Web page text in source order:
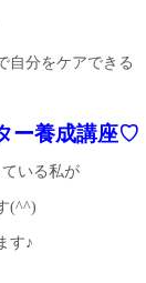
自分をケアできる
ー養成講座♡
いる私が
(^^)
す♪